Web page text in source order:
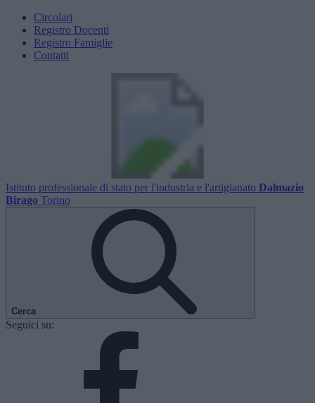
Circolari
Registro Docenti
Registro Famiglie
Contatti
Istituto professionale di stato per l'industria e l'artigianato Dalmazio
Birago Torino
Cerca
Seguici su: